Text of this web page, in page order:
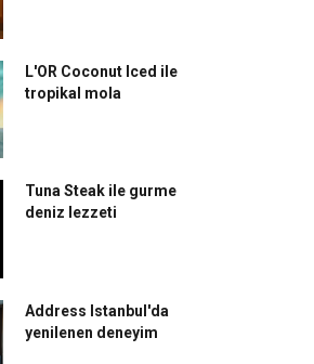
şeften evlere Frikadell
Burger servisi
L'OR Coconut Iced ile
tropikal mola
Tuna Steak ile gurme
deniz lezzeti
Address Istanbul'da
yenilenen deneyim